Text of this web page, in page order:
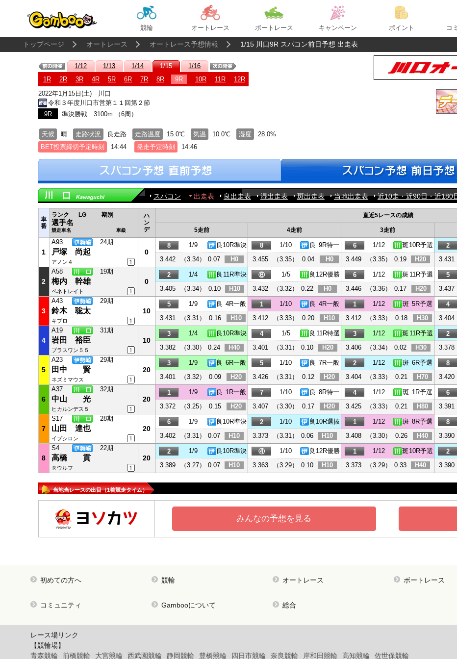
競輪 オートレース ボートレース キャンペーン ポイント コ
トップページ オートレース オートレース予想情報 1/15 川口9R スパコン前日予想 出走表
1/12 1/13 1/14 1/15
1/16
1R
2R 3R 4R 5R 6R 7R 8R 9R 10R 11R
12R
2022年1月15日(土) 川口
令和３年度川口市営第１１回第２節
9R
準決勝戦 3100m （6周）
天候 晴 走路状況 良走路 走路温度 15.0℃ 気温 10.0℃ 湿度
28.0%
BET投票締切予定時刻
14:44 発走予定時刻 14:46
スパコン 出走表 良出走表 湿出走表 斑出走表 当地出走表 近10走・近90日・近180
車
番
1
2
3
4
5
6
7
8
ランク LG 期別
選手名
車級
競走車名
ハ
ン
デ
直近5レースの成績
5走前 4走前 3走前
A93 24期
戸塚 尚起
アノン４
0
8 1/9 良 10R準決
3.442
（3.34） 0.07 H0
8 1/10 良 9R特一
3.455
（3.35） 0.04 H0
6 1/12 斑10R予選
3.449
（3.35） 0.19 H20
2
3.431
A58
19期
梅内 幹雄
ペネトレイト
0
2 1/4 良 11R準決
3.405
（3.34） 0.10 H10
⑧ 1/5 良 12R優勝
3.432
（3.32） 0.22 H0
6 1/12 斑 11R予選
3.446
（3.36） 0.17 H20
5
3.437
A43
29期
鈴木 聡太
キブロ
10
5 1/9 良 4R一般
3.431
（3.31） 0.16 H10
1 1/10 良 4R一般
3.412
（3.33） 0.20 H10
1 1/12 斑 5R予選
3.412
（3.33） 0.18 H30
4
3.404
A19
31期
岩田 裕臣
プラスワン５５
10
3 1/4 良 10R準決
3.382
（3.30） 0.24 H40
4 1/5 良 11R特選
3.401
（3.31） 0.10 H20
3 1/12 斑 11R予選
3.406
（3.34） 0.02 H30
2
3.378
A23
29期
田中 賢
ネズミマウス
20
3 1/9 良 6R一般
3.401
（3.32） 0.09 H20
5 1/10 良 7R一般
3.426
（3.31） 0.12 H20
2 1/12 斑 6R予選
3.404
（3.33） 0.21 H70
8
3.420
A37
32期
中山 光
ヒカルンデス５
20
1 1/9 良 1R一般
3.372
（3.25） 0.15 H20
7 1/10 良 8R特一
3.407
（3.30） 0.17 H20
4 1/12 斑 1R予選
3.425
（3.33） 0.21 H80
6
3.391
S17
28期
山田 達也
イプシロン
20
6 1/9 良 10R準決
3.402
（3.31） 0.07 H10
2 1/10 良 10R選抜
3.373
（3.31） 0.06 H10
1 1/12 斑 8R予選
3.408
（3.30） 0.26 H40
8
3.390
S4
22期
高橋 貢
Ｒウルフ
20
2 1/9 良 10R準決
3.389
（3.27） 0.07 H10
④ 1/10 良 12R優勝
3.363
（3.29） 0.10 H10
1 1/12 斑10R予選
3.373
（3.29） 0.33 H40
2
3.390
当地当レースの出目（1着競走タイム）
みんなの予想を見る
初めての方へ 競輪 オートレース ボートレース
コミュニティ Gambooについて 総合
レース場リンク
【競輪場】
青森競輪
前橋競輪 大宮競輪 西武園競輪 静岡競輪 豊橋競輪 四日市競輪 奈良競輪 岸和田競輪 高知競輪 佐世保競輪